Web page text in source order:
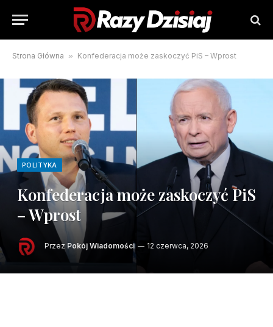
Strona Główna » Konfederacja może zaskoczyć PiS – Wprost
POLITYKA
Konfederacja może zaskoczyć PiS
– Wprost
Przez Pokój Wiadomości 12 czerwca, 2026